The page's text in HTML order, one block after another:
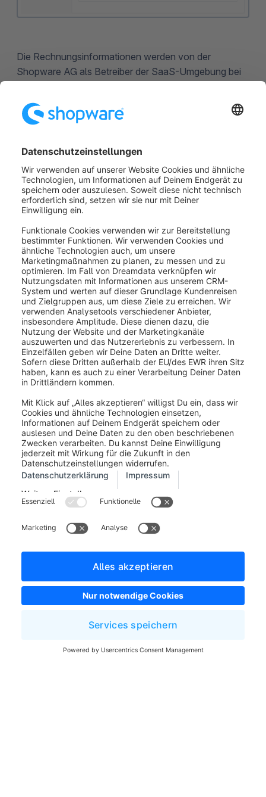
Die Rechnungsinformationen werden von der
Shopware AG als Betreiber der SaaS-Umgebung bei
verwendet.
Shopware-Account verknüpft hast, werden einige
Daten direkt aus dem Shopware-Account abgerufen
und können hier nicht geändert werden, da diese fest
mit dem verknüpften Account zusammenhängen (z.B.
der Firmenname).
War dieser Artikel hilfreich?
Allgemeine Geschäftsbedingungen
Entwickler Newsletter
Shopware Webseite
Cookie-Einstellungen